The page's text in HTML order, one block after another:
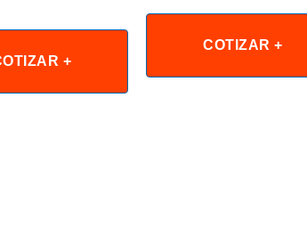
+
COTIZAR +